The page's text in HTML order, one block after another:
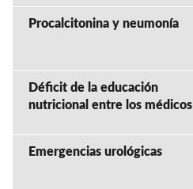
Procalcitonina y neumonía
Déficit de la educación
nutricional entre los médicos
Emergencias urológicas